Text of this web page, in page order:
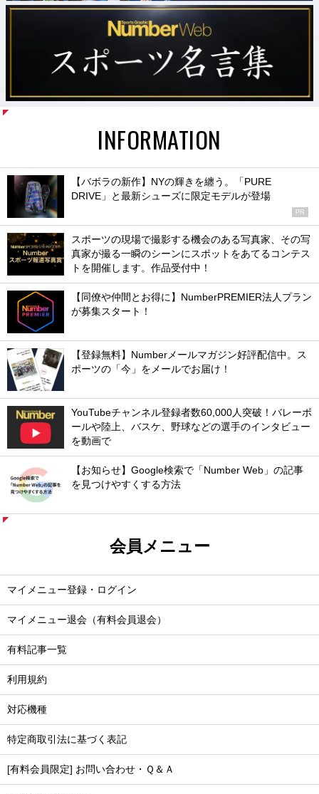
INFORMATION
【バボラの新作】NYの輝きを纏う。「PURE
DRIVE」と最新シューズに限定モデルが登場
PR
スポーツの現場で撮影する機会のある写真家、その写
真家が撮る一瞬のシーンにスポットをあてるコンテス
トを開催します。作品受付中！
【同僚や仲間とお得に】NumberPREMIER法人プラン
が募集スタート！
【登録無料】Numberメールマガジン好評配信中。ス
ポーツの「今」をメールでお届け！
YouTubeチャンネル登録者数60,000人突破！バレーボ
ールや陸上、バスケ、野球などの選手のインタビュー
を動画で
【お知らせ】Google検索で「Number Web」の記事
を見つけやすくする方法
会員メニュー
マイメニュー登録・ログイン
マイメニュー退会（有料会員退会）
有料記事一覧
利用規約
対応機種
特定商取引法に基づく表記
[有料会員限定] お問い合わせ・Ｑ＆Ａ